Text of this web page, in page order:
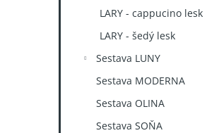
LARY - cappucino lesk
LARY - šedý lesk
Sestava LUNY
Sestava MODERNA
Sestava OLINA
Sestava SOŇA